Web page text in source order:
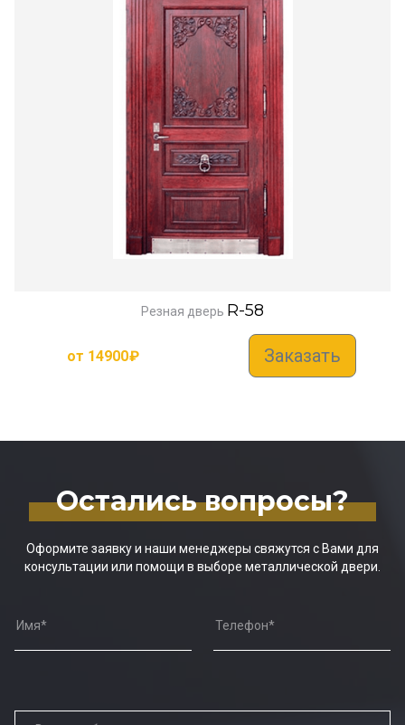
Резная дверь R-58
от 14900₽ Заказать
Остались вопросы?
Оформите заявку и наши менеджеры свяжутся с Вами для
консультации или помощи в выборе металлической двери.